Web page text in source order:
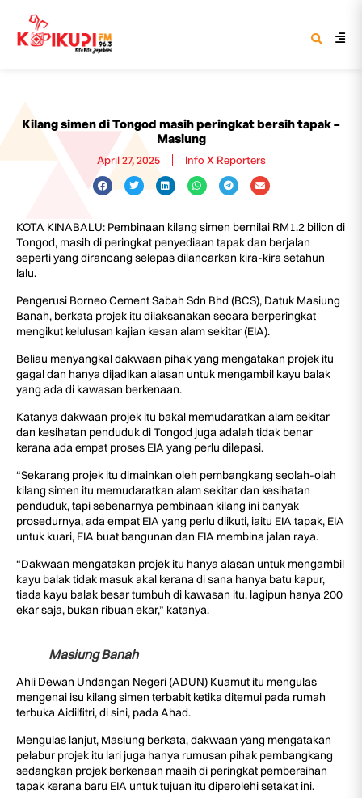
Kilang simen di Tongod masih peringkat bersih tapak –
Masiung
April 27, 2025 Info X Reporters
KOTA KINABALU: Pembinaan kilang simen bernilai RM1.2 bilion di
Tongod, masih di peringkat penyediaan tapak dan berjalan
seperti yang dirancang selepas dilancarkan kira-kira setahun
lalu.
Pengerusi Borneo Cement Sabah Sdn Bhd (BCS), Datuk Masiung
Banah, berkata projek itu dilaksanakan secara berperingkat
mengikut kelulusan kajian kesan alam sekitar (EIA).
Beliau menyangkal dakwaan pihak yang mengatakan projek itu
gagal dan hanya dijadikan alasan untuk mengambil kayu balak
yang ada di kawasan berkenaan.
Katanya dakwaan projek itu bakal memudaratkan alam sekitar
dan kesihatan penduduk di Tongod juga adalah tidak benar
kerana ada empat proses EIA yang perlu dilepasi.
“Sekarang projek itu dimainkan oleh pembangkang seolah-olah
kilang simen itu memudaratkan alam sekitar dan kesihatan
penduduk, tapi sebenarnya pembinaan kilang ini banyak
prosedurnya, ada empat EIA yang perlu diikuti, iaitu EIA tapak, EIA
untuk kuari, EIA buat bangunan dan EIA membina jalan raya.
“Dakwaan mengatakan projek itu hanya alasan untuk mengambil
kayu balak tidak masuk akal kerana di sana hanya batu kapur,
tiada kayu balak besar tumbuh di kawasan itu, lagipun hanya 200
ekar saja, bukan ribuan ekar,” katanya.
Masiung Banah
Ahli Dewan Undangan Negeri (ADUN) Kuamut itu mengulas
mengenai isu kilang simen terbabit ketika ditemui pada rumah
terbuka Aidilfitri, di sini, pada Ahad.
Mengulas lanjut, Masiung berkata, dakwaan yang mengatakan
pelabur projek itu lari juga hanya rumusan pihak pembangkang
sedangkan projek berkenaan masih di peringkat pembersihan
tapak kerana baru EIA untuk tujuan itu diperolehi setakat ini.